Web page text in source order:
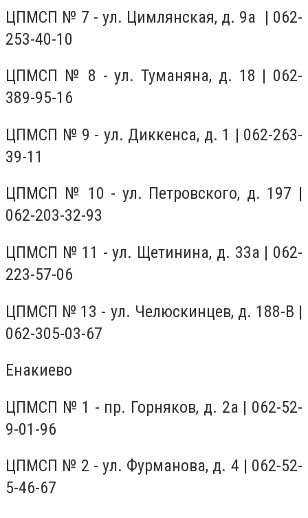
ЦПМСП № 7 - ул. Цимлянская, д. 9а | 062-
253-40-10
ЦПМСП № 8 - ул. Туманяна, д. 18 | 062-
389-95-16
ЦПМСП № 9 - ул. Диккенса, д. 1 | 062-263-
39-11
ЦПМСП № 10 - ул. Петровского, д. 197 |
062-203-32-93
ЦПМСП № 11 - ул. Щетинина, д. 33а | 062-
223-57-06
ЦПМСП № 13 - ул. Челюскинцев, д. 188-В |
062-305-03-67
Енакиево
ЦПМСП № 1 - пр. Горняков, д. 2а | 062-52-
9-01-96
ЦПМСП № 2 - ул. Фурманова, д. 4 | 062-52-
5-46-67